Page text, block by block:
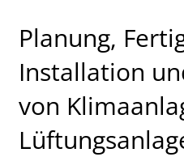
Planung,
Installation
von